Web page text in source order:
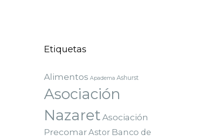
Etiquetas
Alimentos Apadema Ashurst
Asociación
NazaretAsociación
PrecomarAstor Banco de